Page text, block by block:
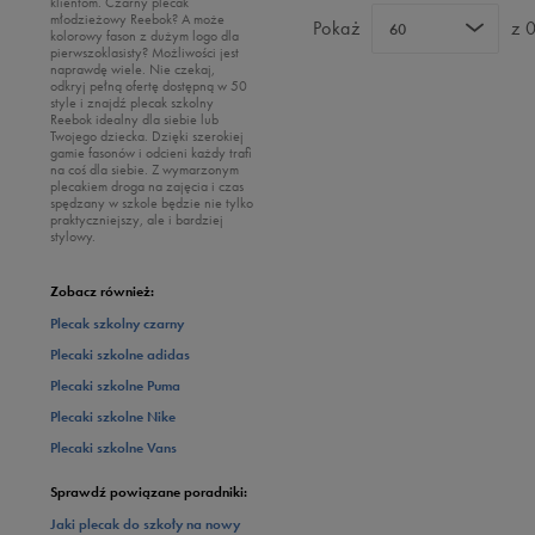
Pokaż 60 z
młodzieżowy Reebok? A może
kolorowy fason z dużym logo dla
pierwszoklasisty? Możliwości jest
naprawdę wiele. Nie czekaj,
odkryj pełną ofertę dostępną w 50
style i znajdź plecak szkolny
Reebok idealny dla siebie lub
Twojego dziecka. Dzięki szerokiej
gamie fasonów i odcieni każdy trafi
na coś dla siebie. Z wymarzonym
plecakiem droga na zajęcia i czas
spędzany w szkole będzie nie tylko
praktyczniejszy, ale i bardziej
stylowy.
Zobacz również:
Plecak szkolny czarny
Plecaki szkolne adidas
Plecaki szkolne Puma
Plecaki szkolne Nike
Plecaki szkolne Vans
Sprawdź powiązane poradniki:
Jaki plecak do szkoły na nowy